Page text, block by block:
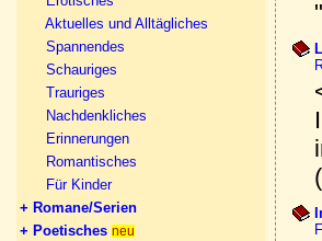
Aktuelles und Alltägliches
Spannendes
Schauriges
Trauriges
Nachdenkliches
Erinnerungen
Romantisches
Für Kinder
+ Romane/Serien
+ Poetisches neu